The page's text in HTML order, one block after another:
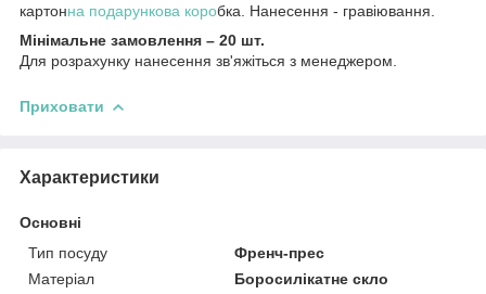
картонна подарункова коробка. Нанесення - гравіювання.
Мінімальне замовлення – 20 шт.
Для розрахунку нанесення зв'яжіться з менеджером.
Приховати
Характеристики
Основні
Тип посуду
Френч-прес
Матеріал
Боросилікатне скло